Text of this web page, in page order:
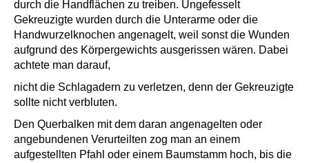
durch die Handflächen zu treiben. Ungefesselt
Gekreuzigte wurden durch die Unterarme oder die
Handwurzelknochen angenagelt, weil sonst die Wunden
aufgrund des Körpergewichts ausgerissen wären. Dabei
achtete man darauf,
nicht die Schlagadern zu verletzen, denn der Gekreuzigte
sollte nicht verbluten.
Den Querbalken mit dem daran angenagelten oder
angebundenen Verurteilten zog man an einem
aufgestellten Pfahl oder einem Baumstamm hoch, bis die